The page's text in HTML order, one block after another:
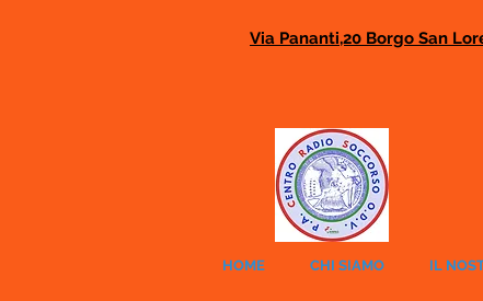
Via Pananti,20 Borgo San
HOME CHI SIAMO IL